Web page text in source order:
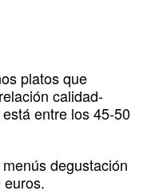
platos que
calidad-
entre los 45-50
degustación